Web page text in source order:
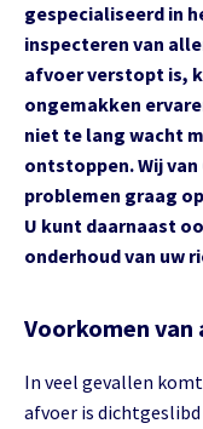
gespecialiseerd in
inspecteren van
afvoer verstopt is,
ongemakken
niet te lang wacht
ontstoppen. Wij
problemen graag
U kunt daarnaast
onderhoud van uw
Voorkomen
In veel gevallen
afvoer is